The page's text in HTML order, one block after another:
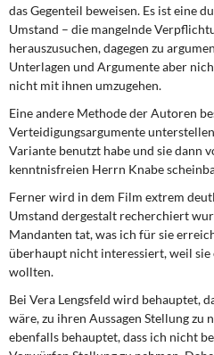
das Gegenteil beweisen. Es ist eine
Umstand – die mangelnde
herauszusuchen, dagegen zu
Unterlagen und Argumente aber
nicht mit ihnen umzugehen.
Eine andere Methode der Autoren
Verteidigungsargumente
Variante benutzt habe und sie dann
kenntnisfreien Herrn Knabe
Ferner wird in dem Film extrem
Umstand dergestalt recherchiert
Mandanten tat, was ich für sie
überhaupt nicht interessiert, weil sie
woll­ten.
Bei Vera Lengsfeld wird behauptet,
wäre, zu ihren Aus­sagen Stellung zu
ebenfalls behauptet, dass ich nicht